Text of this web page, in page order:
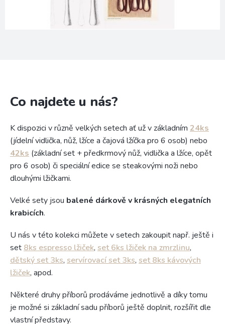
Co najdete u nás?
K dispozici v různě velkých setech ať už v základním 24ks
(jídelní vidlička, nůž, lžíce a čajová lžíčka pro 6 osob) nebo
42ks (základní set + předkrmový nůž, vidlička a lžíce, opět
pro 6 osob) či speciální edice se steakovými noži nebo
dlouhými lžičkami.
Velké sety jsou balené dárkově v krásných elegatních
krabicích.
U nás v této kolekci můžete v setech zakoupit např. ještě i
set 8ks espresso lžiček, set 6ks lžiček na zmrzlinu,
dětský set 3ks, servírovací set 3ks, set 8ks kávových
lžiček, apod.
Některé druhy příborů prodáváme jednotlivě a díky tomu
je možné si základní sadu příborů ještě doplnit, rozšířit dle
vlastní představy.